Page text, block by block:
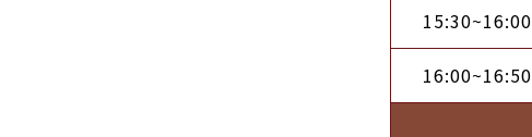
15:30~16:00
16:00~16:50